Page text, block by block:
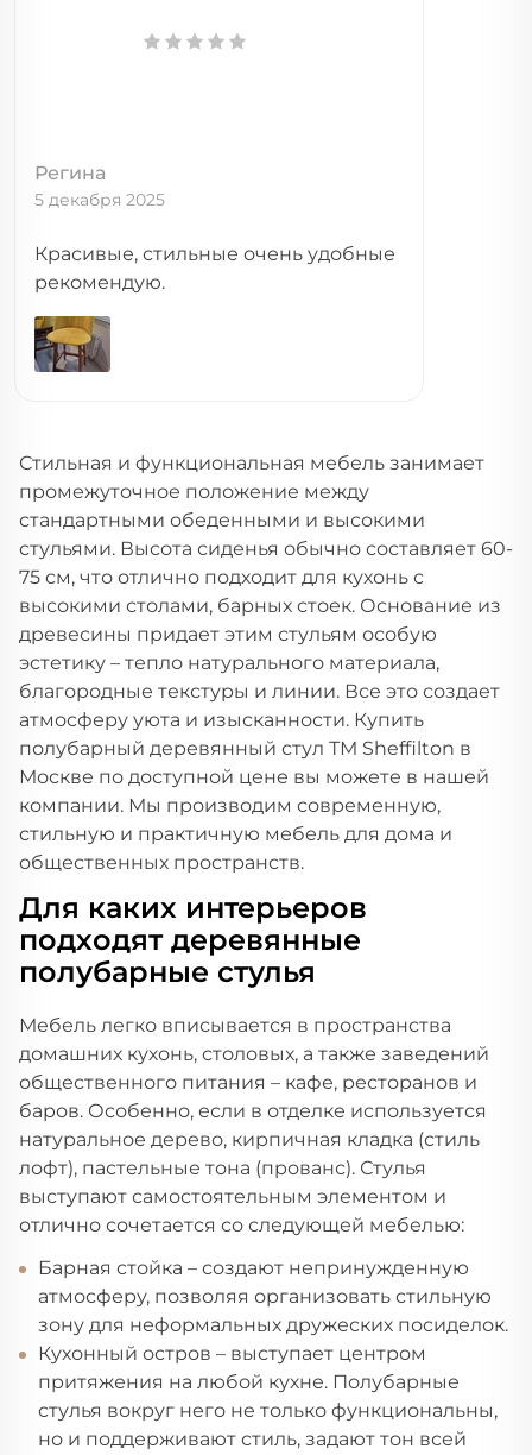
Регина
5 декабря 2025
Красивые, стильные очень удобные
рекомендую.
Стильная и функциональная мебель занимает
промежуточное положение между
стандартными обеденными и высокими
стульями. Высота сиденья обычно составляет 60-
75 см, что отлично подходит для кухонь с
высокими столами, барных стоек. Основание из
древесины придает этим стульям особую
эстетику – тепло натурального материала,
благородные текстуры и линии. Все это создает
атмосферу уюта и изысканности. Купить
полубарный деревянный стул ТМ Sheffilton в
Москве по доступной цене вы можете в нашей
компании. Мы производим современную,
стильную и практичную мебель для дома и
общественных пространств.
Для каких интерьеров
подходят деревянные
полубарные стулья
Мебель легко вписывается в пространства
домашних кухонь, столовых, а также заведений
общественного питания – кафе, ресторанов и
баров. Особенно, если в отделке используется
натуральное дерево, кирпичная кладка (стиль
лофт), пастельные тона (прованс). Стулья
выступают самостоятельным элементом и
отлично сочетается со следующей мебелью:
Барная стойка – создают непринужденную
атмосферу, позволяя организовать стильную
зону для неформальных дружеских посиделок.
Кухонный остров – выступает центром
притяжения на любой кухне. Полубарные
стулья вокруг него не только функциональны,
но и поддерживают стиль, задают тон всей